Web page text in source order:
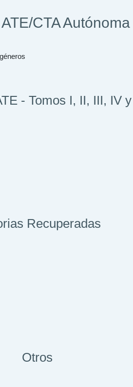
CTA Autónoma
- Tomos I, II, III, IV
Recuperadas
Otros